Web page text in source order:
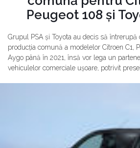
Peugeot 108 și
Grupul PSA și Toyota au decis să întrerupă
producția comună a modelelor Citroen C1,
Aygo până în 2021, însă vor lega un
vehiculelor comerciale ușoare, potrivit